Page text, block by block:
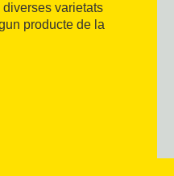
varietats
producte de la